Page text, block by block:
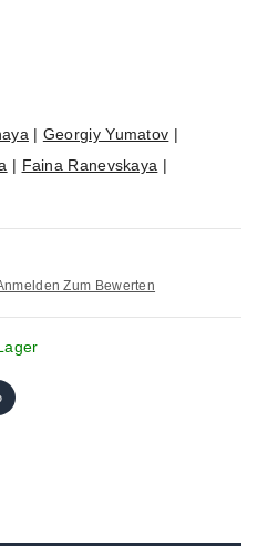
| Georgiy Yumatov |
| Faina Ranevskaya |
Zum Bewerten